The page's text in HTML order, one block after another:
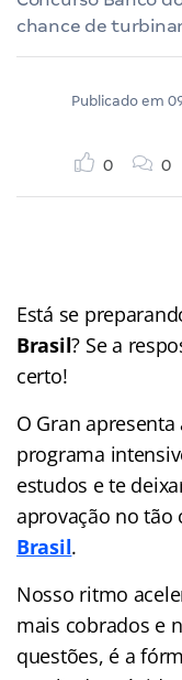
chance de
Publicado em
0 0
Está se
Brasil? Se a
certo!
O Gran apresenta
programa
estudos e te
aprovação no
Brasil.
Nosso ritmo
mais cobrados e
questões, é a